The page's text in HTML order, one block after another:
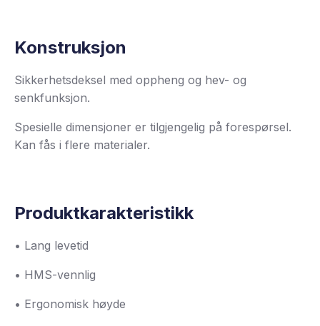
Konstruksjon
Sikkerhetsdeksel med oppheng og hev- og
senkfunksjon.
Spesielle dimensjoner er tilgjengelig på forespørsel.
Kan fås i flere materialer.
Produktkarakteristikk
• Lang levetid
• HMS-vennlig
• Ergonomisk høyde